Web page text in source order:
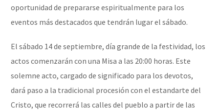
oportunidad de prepararse espiritualmente para los
eventos más destacados que tendrán lugar el sábado.
El sábado 14 de septiembre, día grande de la festividad, los
actos comenzarán con una Misa a las 20:00 horas. Este
solemne acto, cargado de significado para los devotos,
dará paso a la tradicional procesión con el estandarte del
Cristo, que recorrerá las calles del pueblo a partir de las